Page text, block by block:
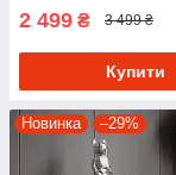
2 499 ₴ 3 499 ₴
Купити
Новинка –29%